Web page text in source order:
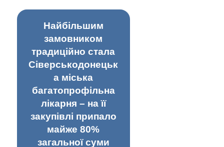
Найбільшим
замовником
традиційно стала
Сіверськодонецьк
а міська
багатопрофільна
лікарня – на її
закупівлі припало
майже 80%
загальної суми